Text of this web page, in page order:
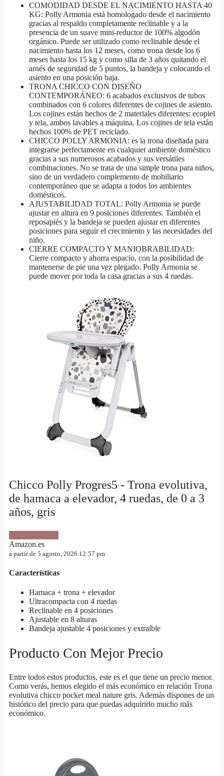
COMODIDAD DESDE EL NACIMIENTO HASTA 40
KG: Polly Armonia está homologado desde el nacimiento
gracias al respaldo completamente reclinable y a la
presencia de un suave mini-reductor de 100% algodón
orgánico. Puede ser utilizado como reclinable desde el
nacimiento hasta los 12 meses, como trona desde los 6
meses hasta los 15 kg y como silla de 3 años quitando el
arnés de seguridad de 5 puntos, la bandeja y colocando el
asiento en una posición baja.
TRONA CHICCO CON DISEÑO
CONTEMPORÁNEO: 6 acabados exclusivos de tubos
combinados con 6 colores diferentes de cojines de asiento.
Los cojines están hechos de 2 materiales diferentes: ecopiel
y tela, ambos lavables a máquina. Los cojines de tela están
hechos 100% de PET reciclado.
CHICCO POLLY ARMONIA: es la trona diseñada para
integrarse perfectamente en cualquier ambiente doméstico
gracias a sus numerosos acabados y sus versátiles
combinaciones. No se trata de una simple trona para niños,
sino de un verdadero complemento de mobiliario
contemporáneo que se adapta a todos los ambientes
domésticos.
AJUSTABILIDAD TOTAL: Polly Armonia se puede
ajustar en altura en 9 posiciones diferentes. También el
reposapiés y la bandeja se pueden ajustar en diferentes
posiciones para seguir el crecimiento y las necesidades del
niño.
CIERRE COMPACTO Y MANIOBRABILIDAD:
Cierre compacto y ahorra espacio, con la posibilidad de
mantenerse de pie una vez plegado. Polly Armonia se
puede mover por toda la casa gracias a sus 4 ruedas.
Chicco Polly Progres5 - Trona evolutiva,
de hamaca a elevador, 4 ruedas, de 0 a 3
años, gris
Amazon.es
a partir de 5 agosto, 2026 12:57 pm
Características
Hamaca + trona + elevador
Ultracompacta con 4 ruedas
Reclinable en 4 posiciones
Ajustable en 8 alturas
Bandeja ajustable 4 posiciones y extraíble
Producto Con Mejor Precio
Entre todos estos productos, este es el que tiene un precio menor.
Como verás, hemos elegido el más económico en relación Trona
evolutiva chicco pocket meal nature gris. Además dispones de un
histórico del precio para que puedas adquirirlo mucho más
económico.